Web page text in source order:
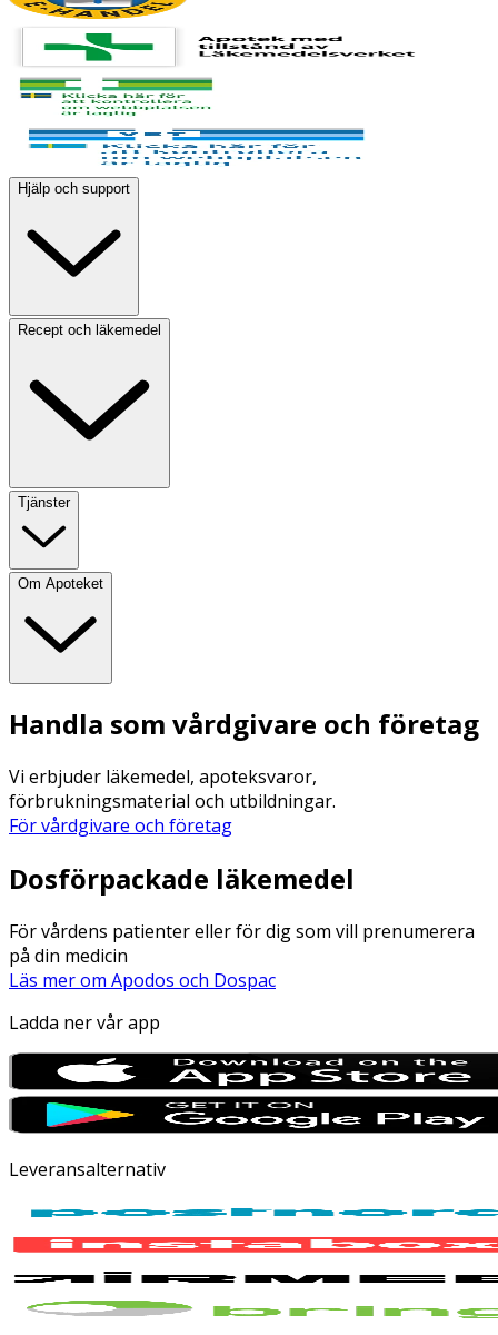
Hjälp och support
Recept och läkemedel
Tjänster
Om Apoteket
Handla som vårdgivare och företag
Vi erbjuder läkemedel, apoteksvaror,
förbrukningsmaterial och utbildningar.
För vårdgivare och företag
Dosförpackade läkemedel
För vårdens patienter eller för dig som vill prenumerera
på din medicin
Läs mer om Apodos och Dospac
Ladda ner vår app
Leveransalternativ